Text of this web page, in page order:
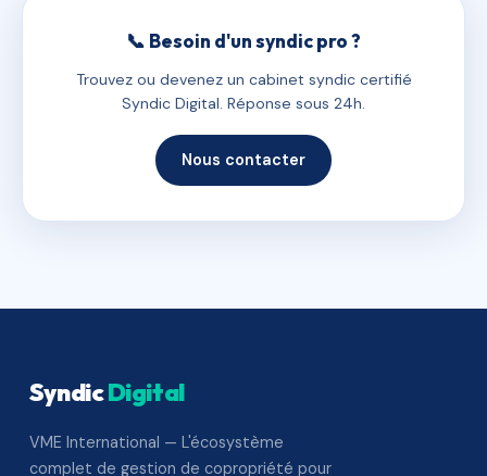
📞 Besoin d'un syndic pro ?
Trouvez ou devenez un cabinet syndic certifié
Syndic Digital. Réponse sous 24h.
Nous contacter
SyndicDigital
VME International — L'écosystème
complet de gestion de copropriété pour